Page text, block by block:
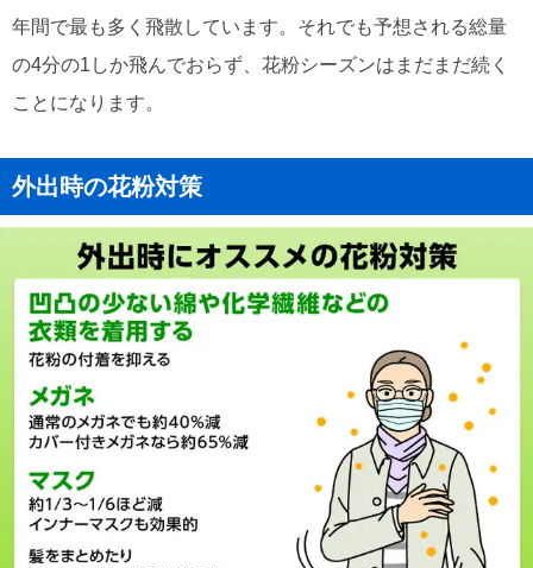
年間で最も多く飛散しています。それでも予想される総量
の4分の1しか飛んでおらず、花粉シーズンはまだまだ続く
ことになります。
外出時の花粉対策